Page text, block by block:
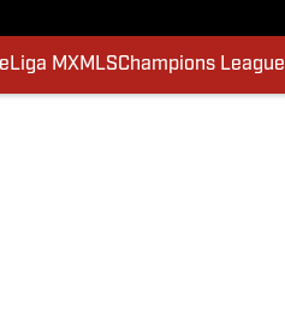
Liga MXMLSChampions League